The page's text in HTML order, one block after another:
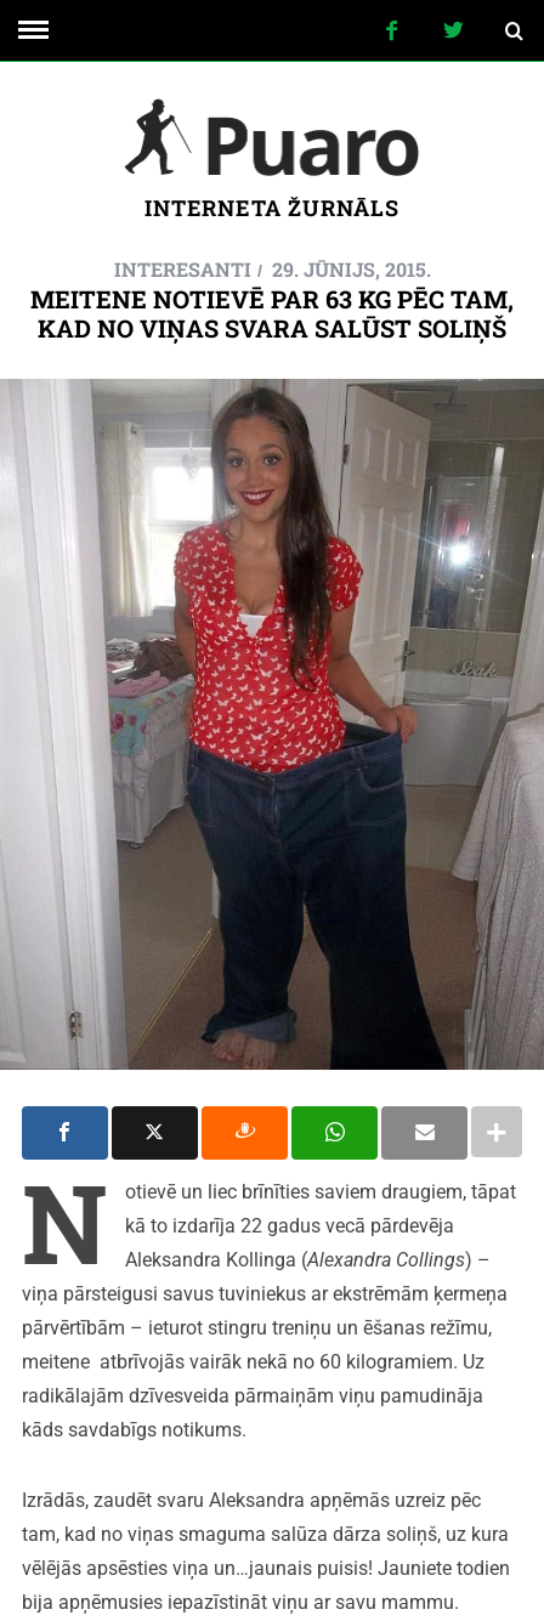
INTERNETA ŽURNĀLS
INTERESANTI 29. JŪNIJS, 2015.
MEITENE NOTIEVĒ PAR 63 KG PĒC TAM,
KAD NO VIŅAS SVARA SALŪST SOLIŅŠ
N
otievē un liec brīnīties saviem draugiem, tāpat
kā to izdarīja 22 gadus vecā pārdevēja
Aleksandra Kollinga (Alexandra Collings) –
viņa pārsteigusi savus tuviniekus ar ekstrēmām ķermeņa
pārvērtībām – ieturot stingru treniņu un ēšanas režīmu,
meitene atbrīvojās vairāk nekā no 60 kilogramiem. Uz
radikālajām dzīvesveida pārmaiņām viņu pamudināja
kāds savdabīgs notikums.
Izrādās, zaudēt svaru Aleksandra apņēmās uzreiz pēc
tam, kad no viņas smaguma salūza dārza soliņš, uz kura
vēlējās apsēsties viņa un…jaunais puisis! Jauniete todien
bija apņēmusies iepazīstināt viņu ar savu mammu.